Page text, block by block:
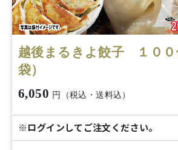
越後まるきよ餃子 １００
袋）
6,050 円（税込・送料込）
※ログインしてご注文ください。